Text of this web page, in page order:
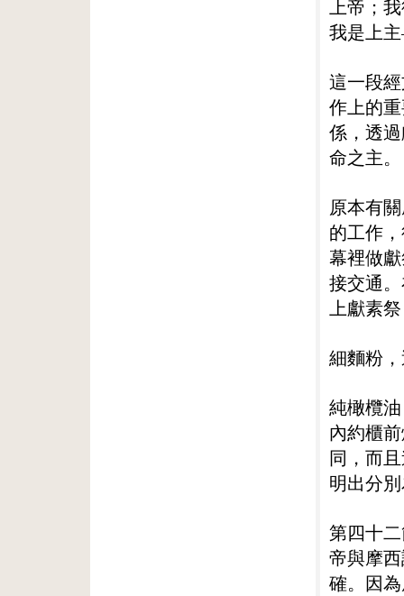
上帝；
我是上
這一段
作上的
係，透
命之主。
原本有
的工作
幕裡做
接交通
上獻素
細麵粉
純橄欖
內約櫃
同，而
明出分
第四十
帝與摩
確。因